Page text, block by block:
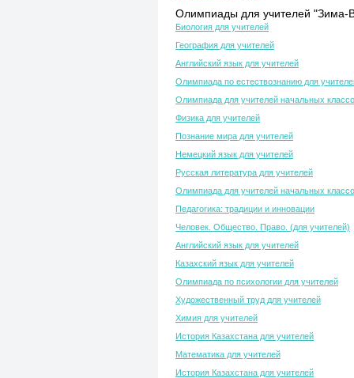
Олимпиады для учителей "Зима-
Биология для учителей
География для учителей
Английский язык для учителей
Олимпиада по естествознанию для
Олимпиада для учителей начальных
Физика для учителей
Познание мира для учителей
Немецкий язык для учителей
Русская литература для учителей
Олимпиада для учителей начальных
Педагогика: традиции и инновации
Человек. Общество. Право. (для учителей)
Английский язык для учителей
Казахский язык для учителей
Олимпиада по психологии для учителей
Художественный труд для учителей
Химия для учителей
История Казахстана для учителей
Математика для учителей
История Казахстана для учителей